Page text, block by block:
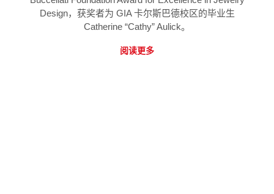
Design，获奖者为 GIA 卡尔斯巴德校区的毕业生
Catherine “Cathy” Aulick。
阅读更多